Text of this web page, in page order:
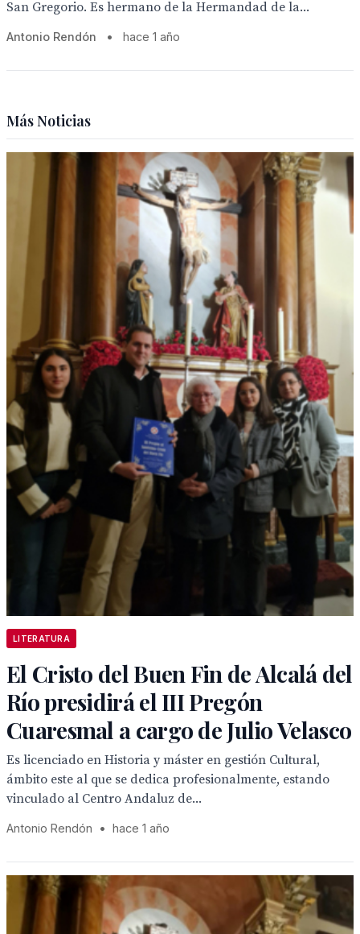
San Gregorio. Es hermano de la Hermandad de la...
Antonio Rendón • hace 1 año
Más Noticias
LITERATURA
El Cristo del Buen Fin de Alcalá del
Río presidirá el III Pregón
Cuaresmal a cargo de Julio Velasco
Es licenciado en Historia y máster en gestión Cultural,
ámbito este al que se dedica profesionalmente, estando
vinculado al Centro Andaluz de...
Antonio Rendón • hace 1 año